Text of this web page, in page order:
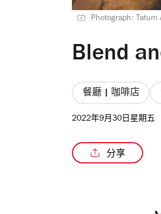
Photograph: Tatum
Blend
餐廳 | 咖啡店
2022年9月30日星期五
分享